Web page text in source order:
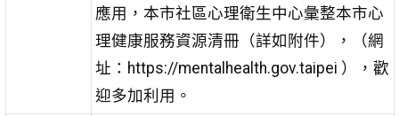
應用，本市社區心理衛生中心彙整本市心
理健康服務資源清冊（詳如附件），（網
址：https://mentalhealth.gov.taipei ），歡
迎多加利用。